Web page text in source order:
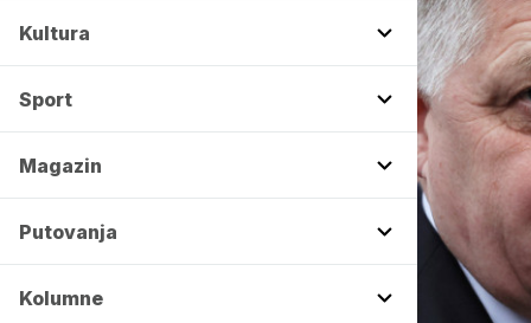
Kultura
Sport
Magazin
Putovanja
Kolumne